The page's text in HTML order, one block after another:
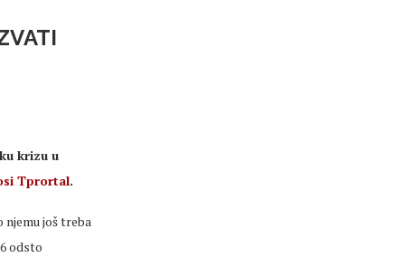
krizu u
Tprortal.
njemu još treba
odsto